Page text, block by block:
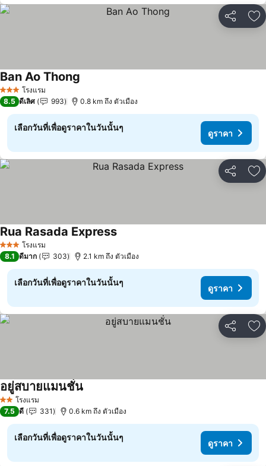
แชร์ เ
3 ดาว โรงแรม
Ban Ao Thong
8.5 ดีเลิศ 993 0.8 km ถึง ตัวเมือง
เลือกวันที่เพื่อดูราคาในวันนั้นๆ
ดูราคา
แชร์ เ
3 ดาว โรงแรม
Rua Rasada Expressดูราคา
8.1 ดีมาก 303 2.1 km ถึง ตัวเมือง
เลือกวันที่เพื่อดูราคาในวันนั้นๆ
ดูราคา
แชร์ เ
2 ดาวโรงแรม
อยู่สบายแมนชั่นดูราคา
7.5 ดี 331 0.6 km ถึง ตัวเมือง
เลือกวันที่เพื่อดูราคาในวันนั้นๆ
ดูราคา